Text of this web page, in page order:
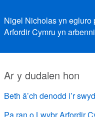
Nigel Nicholas yn egluro
Arfordir Cymru yn
Ar y dudalen hon
Beth â’ch denodd i’r